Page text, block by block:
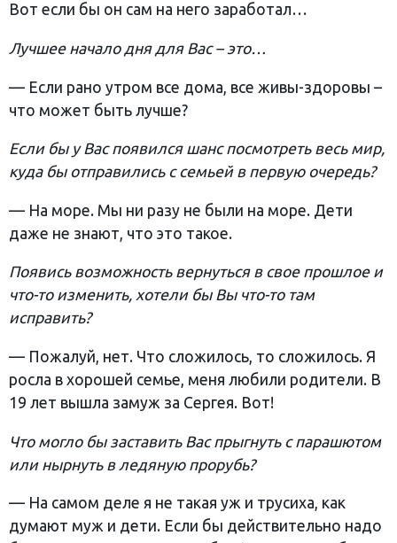
Вот если бы он сам на него заработал…
Лучшее начало дня для Вас – это…
— Если рано утром все дома, все живы-здоровы –
что может быть лучше?
Если бы у Вас появился шанс посмотреть весь мир,
куда бы отправились с семьей в первую очередь?
— На море. Мы ни разу не были на море. Дети
даже не знают, что это такое.
Появись возможность вернуться в свое прошлое и
что-то изменить, хотели бы Вы что-то там
исправить?
— Пожалуй, нет. Что сложилось, то сложилось. Я
росла в хорошей семье, меня любили родители. В
19 лет вышла замуж за Сергея. Вот!
Что могло бы заставить Вас прыгнуть с парашютом
или нырнуть в ледяную прорубь?
— На самом деле я не такая уж и трусиха, как
думают муж и дети. Если бы действительно надо